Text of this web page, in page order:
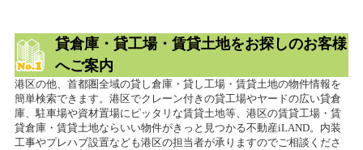
貸倉庫・貸工場・賃貸土地をお探しのお客様
へご案内
港区の他、首都圏全域の貸し倉庫・貸し工場・賃貸土地の物件情報を
簡単検索できます。港区でクレーン付きの貸工場やヤードの広い貸倉
庫、駐車場や資材置場にピッタリな賃貸土地等、港区の賃貸工場・賃
貸倉庫・賃貸土地ならいい物件がきっと見つかる不動産iLAND。内装
工事やプレハブ設置なども港区の担当者が承りますのでご相談くださ